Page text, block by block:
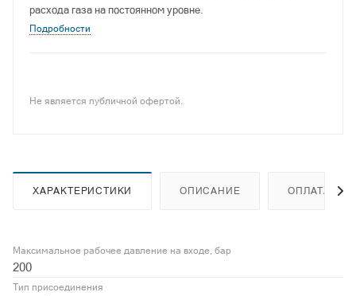
расхода газа на постоянном уровне.
Подробности
Не является публичной офертой.
ХАРАКТЕРИСТИКИ ОПИСАНИЕ ОПЛАТА
Максимальное рабочее давление на входе, бар
200
Тип присоединения